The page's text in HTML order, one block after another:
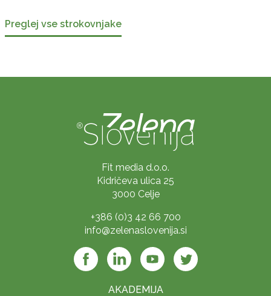
Preglej vse strokovnjake
Fit media d.o.o.
Kidričeva ulica 25
3000 Celje
+386 (0)3 42 66 700
info@zelenaslovenija.si
AKADEMIJA